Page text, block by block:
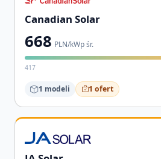
Canadian Solar
668 PLN/kWp śr.
417
1 modeli 1 ofert